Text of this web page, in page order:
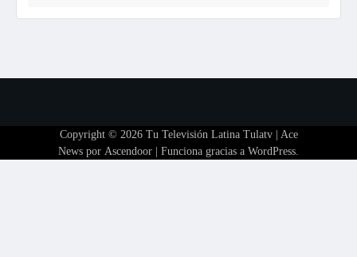
Copyright © 2026 Tu Televisión Latina Tulatv| Ace
News por Ascendoor | Funciona gracias a WordPress.